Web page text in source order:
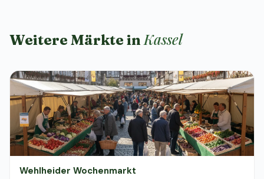
Weitere Märkte inKassel
Wehlheider Wochenmarkt